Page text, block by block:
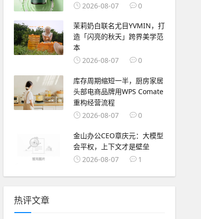
2026-08-07
0
茉莉奶白联名尤目YVMIN，打
造「闪亮的秋天」跨界美学范
本
2026-08-07
0
​库存周期缩短一半，厨房家居
头部电商品牌用WPS Comate
重构经营流程
2026-08-07
0
金山办公CEO章庆元：大模型
会平权，上下文才是壁垒
2026-08-07
1
热评文章